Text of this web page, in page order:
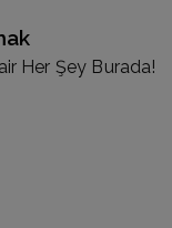
Her Şey Burada!